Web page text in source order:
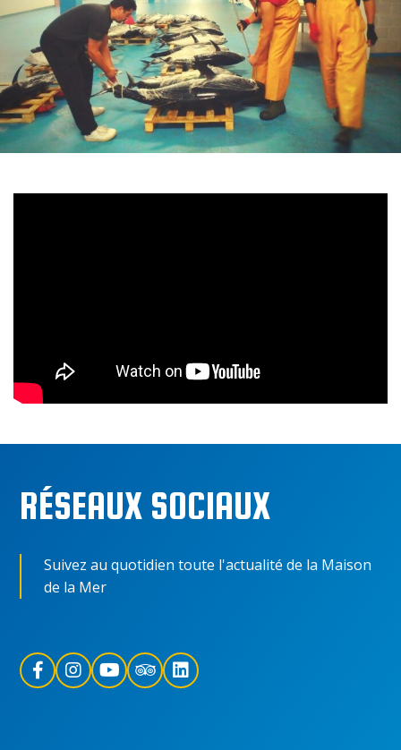
RÉSEAUX SOCIAUX
Suivez au quotidien toute l'actualité de la Maison
de la Mer